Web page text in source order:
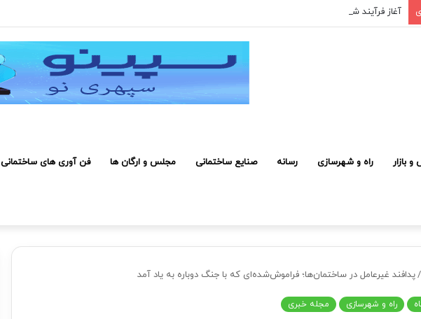
آغاز فرآیند شناسایی و معرفی کارکنان حائز شرایط برای دریافت نشان بهشت
بازار راه و شهرسازی رسانه صنایع ساختمانی مجلس و ارگان ها فن آوری های ساختمانی
/پدافند غیرعامل در ساختمان‌ها؛ فراموش‌شده‌ای که با جنگ دوباره به یاد آمد
راه و شهرسازی مجله خبری